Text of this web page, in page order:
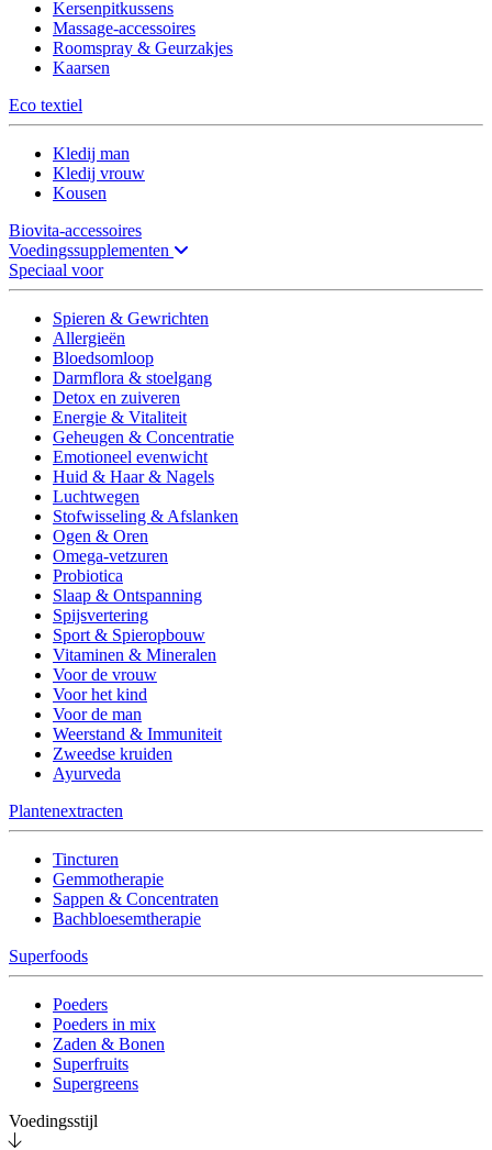
Kersenpitkussens
Massage-accessoires
Roomspray & Geurzakjes
Kaarsen
Eco textiel
Kledij man
Kledij vrouw
Kousen
Biovita-accessoires
Voedingssupplementen
Speciaal voor
Spieren & Gewrichten
Allergieën
Bloedsomloop
Darmflora & stoelgang
Detox en zuiveren
Energie & Vitaliteit
Geheugen & Concentratie
Emotioneel evenwicht
Huid & Haar & Nagels
Luchtwegen
Stofwisseling & Afslanken
Ogen & Oren
Omega-vetzuren
Probiotica
Slaap & Ontspanning
Spijsvertering
Sport & Spieropbouw
Vitaminen & Mineralen
Voor de vrouw
Voor het kind
Voor de man
Weerstand & Immuniteit
Zweedse kruiden
Ayurveda
Plantenextracten
Tincturen
Gemmotherapie
Sappen & Concentraten
Bachbloesemtherapie
Superfoods
Poeders
Poeders in mix
Zaden & Bonen
Superfruits
Supergreens
Voedingsstijl